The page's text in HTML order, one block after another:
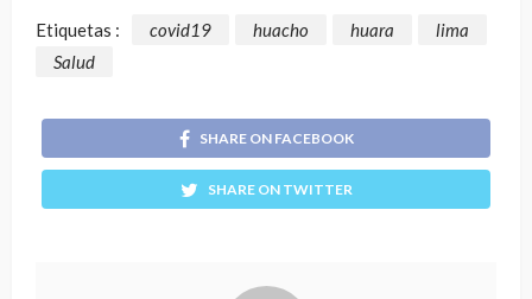
Etiquetas : covid19 huacho huara
lima
Salud
SHARE ON FACEBOOK
SHARE ON TWITTER